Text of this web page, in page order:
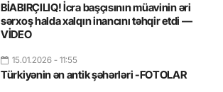
BİABIRÇILIQ! İcra başçısının müavinin əri
sərxoş halda xalqın inancını təhqir etdi —
VİDEO
15.01.2026 - 11:55
Türkiyənin ən antik şəhərləri -FOTOLAR